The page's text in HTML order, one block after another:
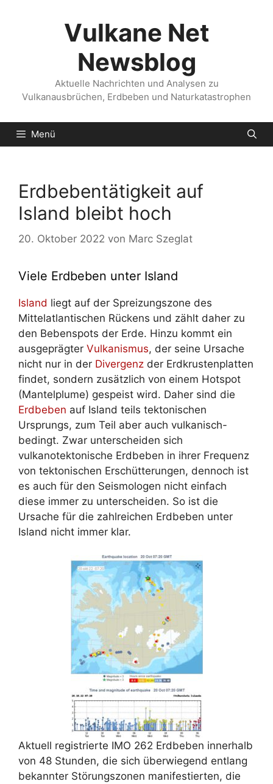
Vulkane Net
Newsblog
Aktuelle Nachrichten und Analysen zu
Vulkanausbrüchen, Erdbeben und Naturkatastrophen
Menü
Erdbebentätigkeit auf
Island bleibt hoch
20. Oktober 2022 von Marc Szeglat
Viele Erdbeben unter Island
Island liegt auf der Spreizungszone des
Mittelatlantischen Rückens und zählt daher zu
den Bebenspots der Erde. Hinzu kommt ein
ausgeprägter Vulkanismus, der seine Ursache
nicht nur in der Divergenz der Erdkrustenplatten
findet, sondern zusätzlich von einem Hotspot
(Mantelplume) gespeist wird. Daher sind die
Erdbeben auf Island teils tektonischen
Ursprungs, zum Teil aber auch vulkanisch-
bedingt. Zwar unterscheiden sich
vulkanotektonische Erdbeben in ihrer Frequenz
von tektonischen Erschütterungen, dennoch ist
es auch für den Seismologen nicht einfach
diese immer zu unterscheiden. So ist die
Ursache für die zahlreichen Erdbeben unter
Island nicht immer klar.
Aktuell registrierte IMO 262 Erdbeben innerhalb
von 48 Stunden, die sich überwiegend entlang
bekannter Störungszonen manifestierten, die